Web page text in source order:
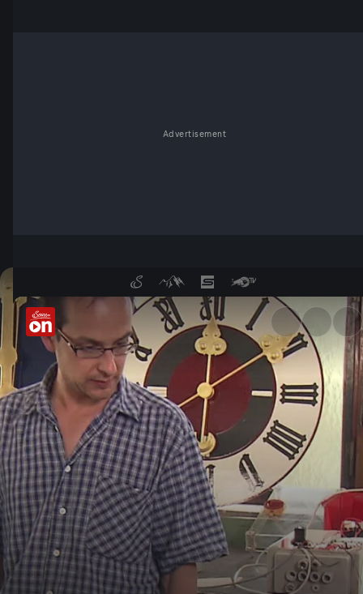
Advertisement
Manufaktur Rauscher -